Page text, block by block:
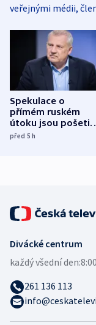
veřejnými médii,
Spekulace o
přímém ruském
útoku jsou
míní estonský
před 5h
Divácké centrum
každý všední den:
261 136 113